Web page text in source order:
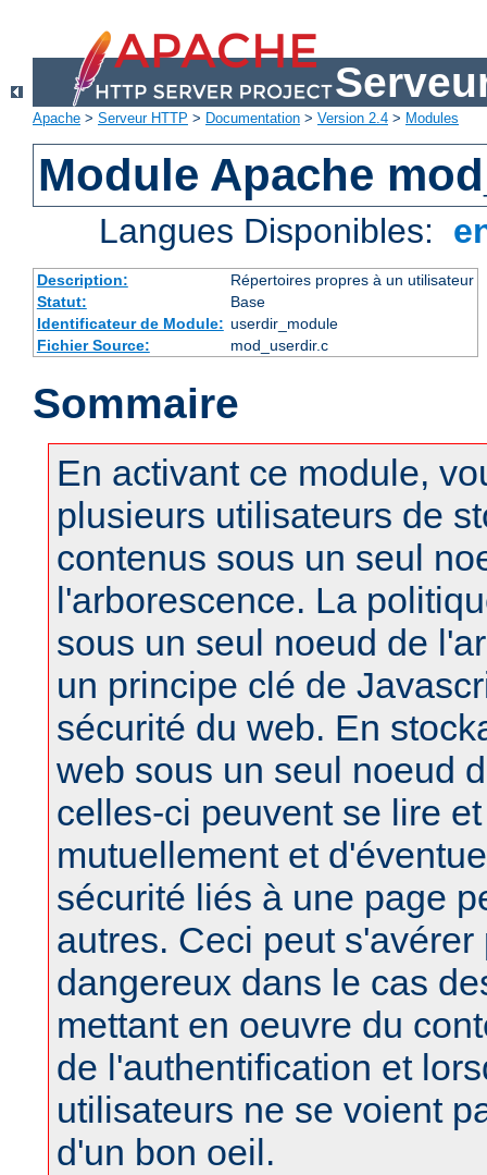
Apache > Serveur HTTP > Documentation > Version 2.4 > Modules
Module Apache
Langues Disponibles:
Description:
Répertoires propres à un utilisateur
Statut:
Base
Identificateur de Module: userdir_module
Fichier Source:
mod_userdir.c
Sommaire
En activant ce module,
plusieurs utilisateurs de
contenus sous un seul
l'arborescence. La
sous un seul noeud de
un principe clé de
sécurité du web. En
web sous un seul noeud
celles-ci peuvent se lire
mutuellement et
sécurité liés à une page
autres. Ceci peut
dangereux dans le cas
mettant en oeuvre du
de l'authentification et
utilisateurs ne se voient
d'un bon oeil.